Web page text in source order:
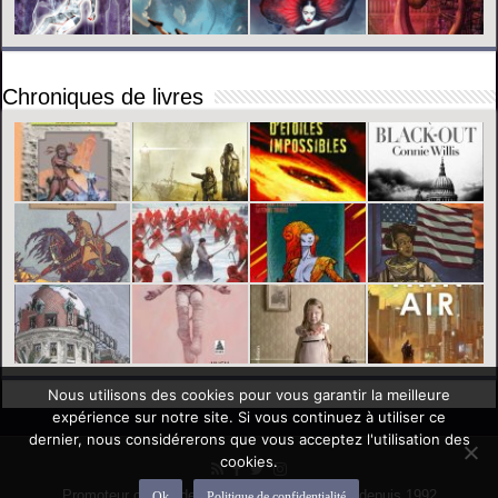
Chroniques de livres
Nous utilisons des cookies pour vous garantir la meilleure
expérience sur notre site. Si vous continuez à utiliser ce
dernier, nous considérerons que vous acceptez l'utilisation des
cookies.